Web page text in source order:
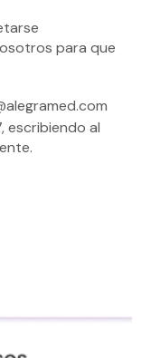
para que
escribiendo al